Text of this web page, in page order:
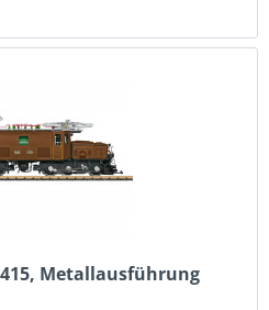
Metallausführung